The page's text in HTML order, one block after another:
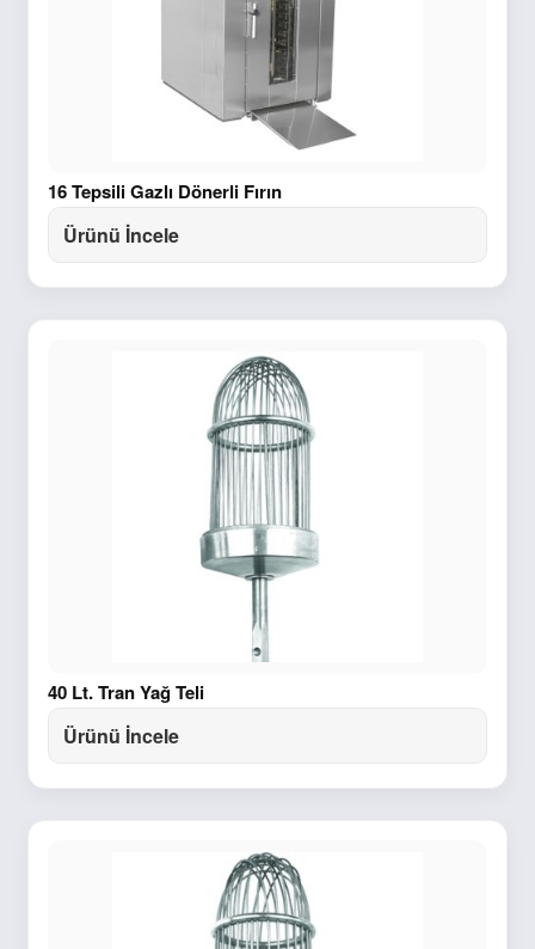
16 Tepsili Gazlı Dönerli Fırın
Ürünü İncele
40 Lt. Tran Yağ Teli
Ürünü İncele